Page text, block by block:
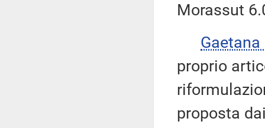
Morassut
Gaetana
proprio
proposta